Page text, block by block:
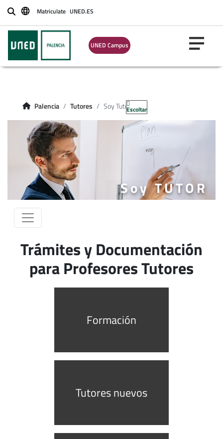
BuscarMatriculate UNED.ES
UNED Campus
Palencia Tutores Soy TutorEscoltar
Soy TUTOR
Trámites y Documentación
para Profesores Tutores
Formación
Tutores nuevos